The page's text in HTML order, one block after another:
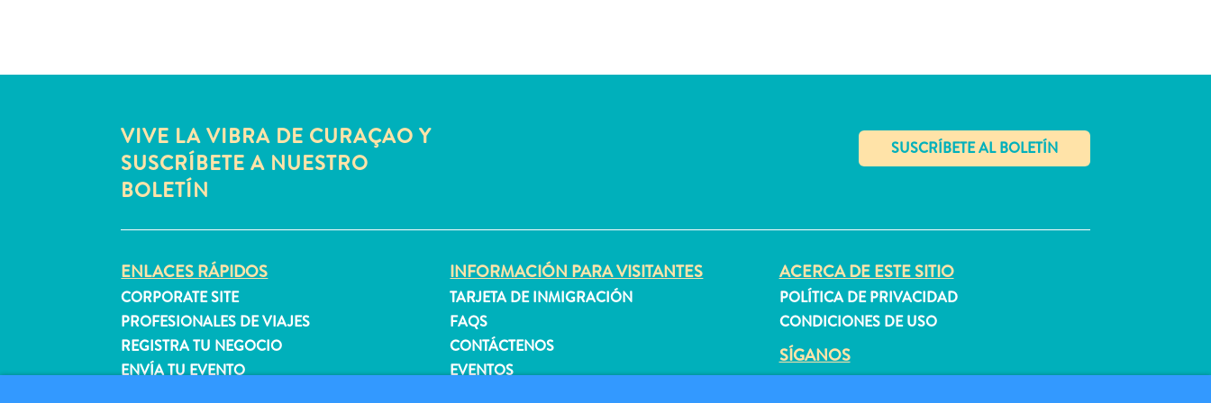
VIVE LA VIBRA DE CURAÇAO Y
SUSCRÍBETE A NUESTRO
BOLETÍN
✕
ENLACES RÁPIDOS
CORPORATE SITE
PROFESIONALES DE VIAJES
REGISTRA TU NEGOCIO
ENVÍA TU EVENTO
INFORMACIÓN PARA VISITANTES
TARJETA DE INMIGRACIÓN
FAQS
CONTÁCTENOS
EVENTOS
ACERCA DE ESTE SITIO
POLÍTICA DE PRIVACIDAD
CONDICIONES DE USO
SÍGANOS